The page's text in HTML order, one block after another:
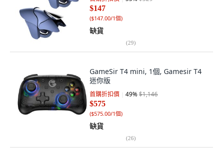
$147
($147.00/1個)
缺貨
(29)
GameSir T4 mini, 1個, Gamesir T4
迷你版
首購折扣價 49%$1,146
$575
($575.00/1個)
缺貨
(26)